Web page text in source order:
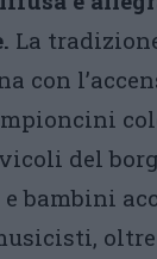
La
con
del
bambini